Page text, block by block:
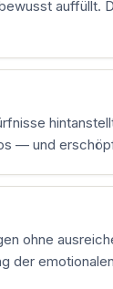
auffüllt.
— und
ohne
der